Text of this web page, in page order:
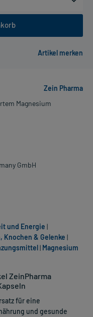
Zein Pharma
Magnesium
GmbH
ZeinPharma
für eine
und gesunde
und Energie |
Knochen & Gelenke |
| Magnesium